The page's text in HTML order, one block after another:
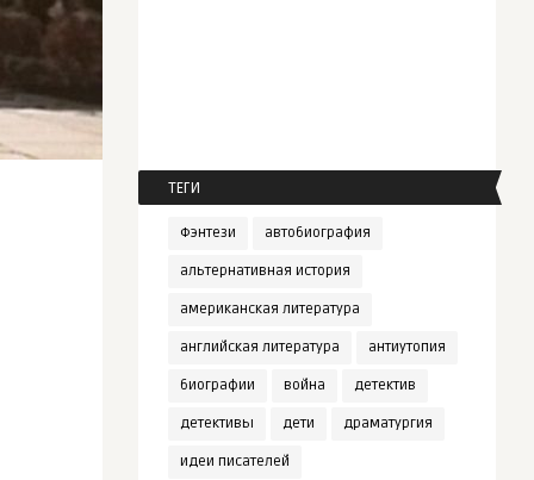
ТЕГИ
Фэнтези автобиография
альтернативная история
американская литература
английская литература антиутопия
биографии война детектив
детективы дети драматургия
идеи писателей